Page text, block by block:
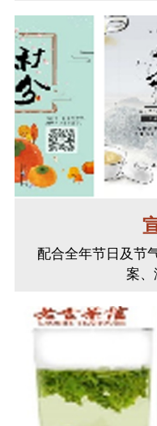
配合全年节日及节
案、